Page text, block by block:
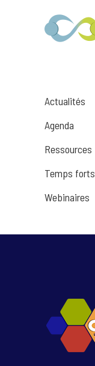
Actualités
Agenda
Ressources
Temps forts
Webinaires